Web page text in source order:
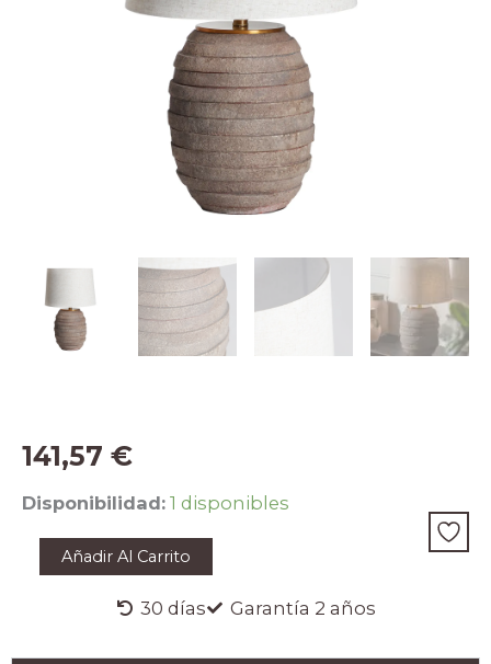
141,57 €
Disponibilidad: 1 disponibles
LÁMPARA
SOBREMESA
NORAAñadir Al Carrito
30 días Garantía 2 años